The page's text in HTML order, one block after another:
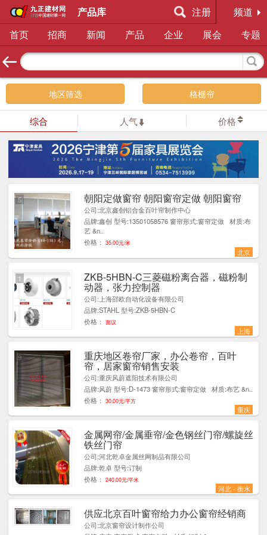
产品库 注册
频道
首页
招商 新闻 产品 企业 展会 专题
地区筛选 格栅帘
综合 人气 价格
朝阳定做窗帘 朝阳窗帘定做 朝阳窗帘
公司:北京鑫创铝合金百叶帘制作中心
品牌:鑫创 型号:13501058576 窗帘形式:窗帘定做 材质:布
艺 &n..
价格：
35.00元/米
北京
5
ZKB-5HBN-C三菱磁粉离合器，磁粉制
动器，张力控制器
公司:上海邵欧自动化设备有限公司
品牌:STAHL 型号:ZKB-5HBN-C
价格：
面议
上海
1
重庆地区卷帘厂家，办公卷帘，百叶
帘，居家窗帘销售安装
公司:重庆风蔚遮阳技术有限公司
品牌:风蔚 型号:D-1473 窗帘形式:窗帘定做 材质:布艺 &n..
价格：
30.00元/平方
重庆
9
金属网帘/金属垂帘/金色钢丝门帘/螺旋丝
铁丝门帘
公司:河北乾卓金属丝网制品有限公司
品牌:乾卓 型号:订制
价格：
240.00元/平米
河北 - 衡水
1
供应北京百叶窗帘给力办公窗帘经销商
公司:北京窗帘设计制作公司
1